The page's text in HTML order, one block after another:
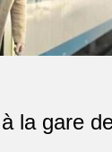
Espace pro
la gare